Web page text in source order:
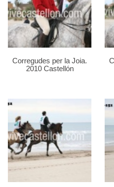
Corregudes per la Joia.
2010 Castellón